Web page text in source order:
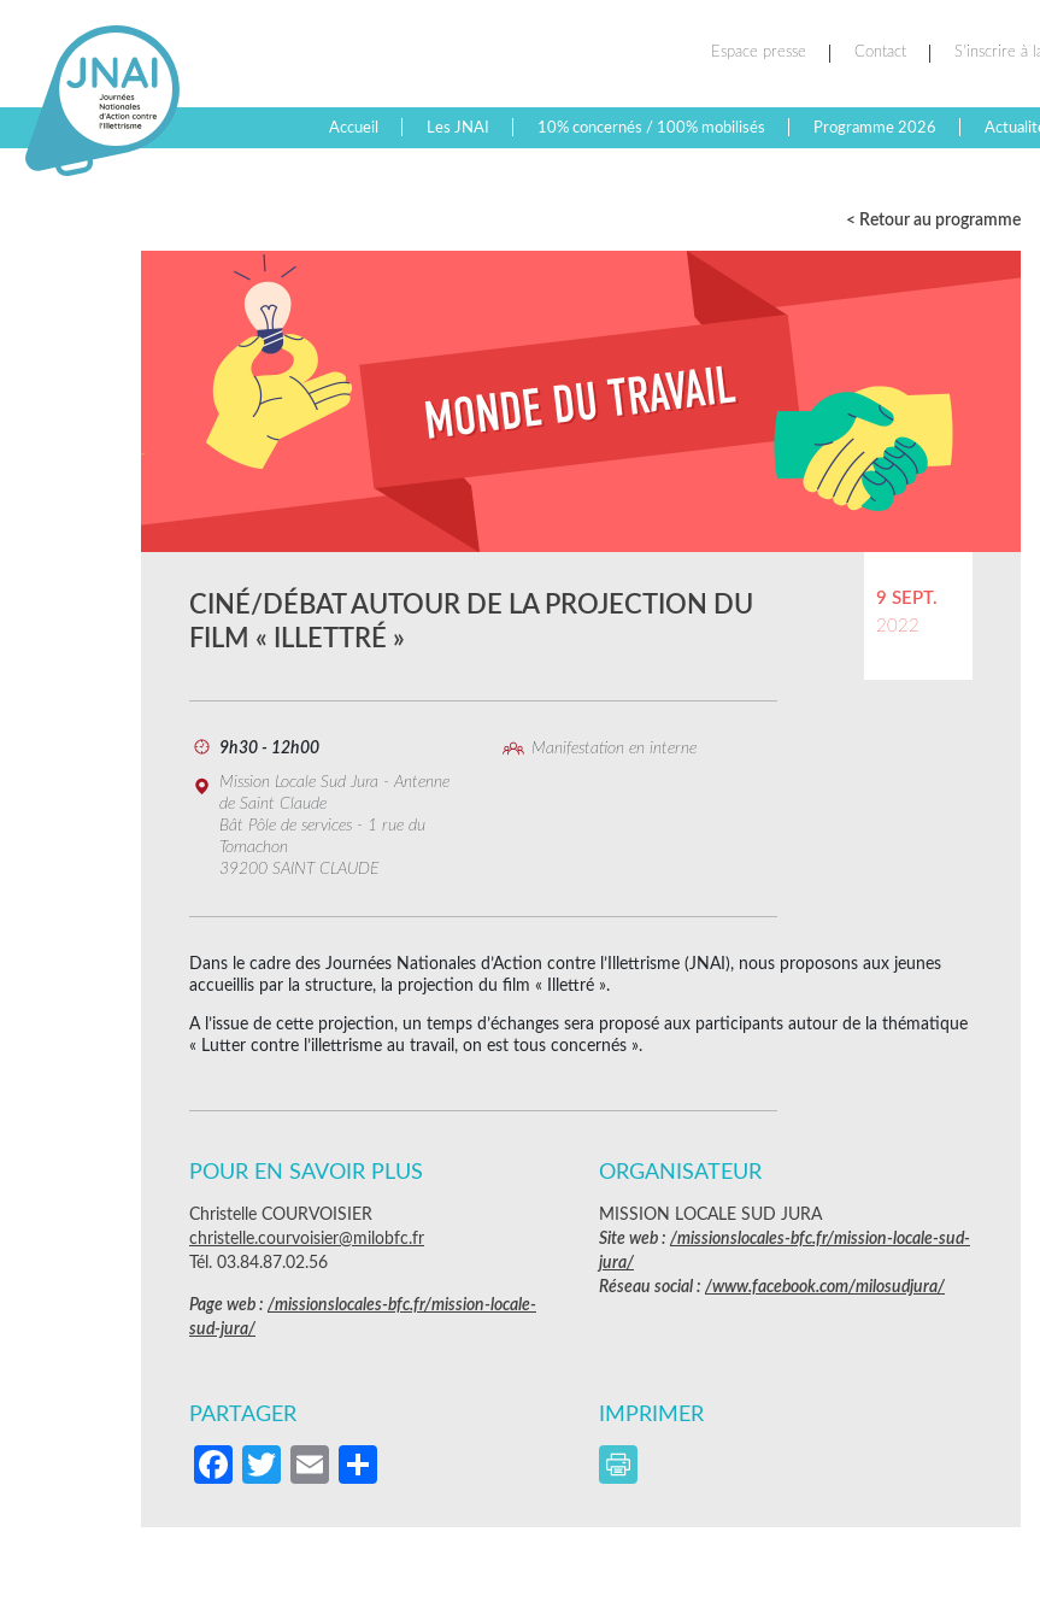
Espace presse Contact S’inscrire à
Accueil Les JNAI 10% concernés / 100% mobilisés Programme 2026
< Retour au programme
9 SEPT.
2022
CINÉ/DÉBAT AUTOUR DE LA PROJECTION DU
FILM « ILLETTRÉ »
9h30 - 12h00
Manifestation en interne
Mission Locale Sud Jura - Antenne
de Saint Claude
Bât Pôle de services - 1 rue du
Tomachon
39200 SAINT CLAUDE
Dans le cadre des Journées Nationales d’Action contre l’Illettrisme (JNAI), nous proposons aux jeunes
accueillis par la structure, la projection du film « Illettré ».
A l’issue de cette projection, un temps d’échanges sera proposé aux participants autour de la thématique
« Lutter contre l’illettrisme au travail, on est tous concernés ».
POUR EN SAVOIR PLUS
Christelle COURVOISIER
christelle.courvoisier@milobfc.fr
Tél. 03.84.87.02.56
Page web : /missionslocales-bfc.fr/mission-locale-
sud-jura/
ORGANISATEUR
MISSION LOCALE SUD JURA
Site web : /missionslocales-bfc.fr/mission-locale-sud-
jura/
Réseau social : /www.facebook.com/milosudjura/
PARTAGER
Facebook
Twitter
Email
IMPRIMER